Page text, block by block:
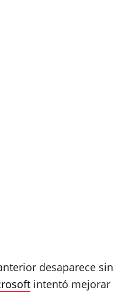
desaparece sin
intentó mejorar